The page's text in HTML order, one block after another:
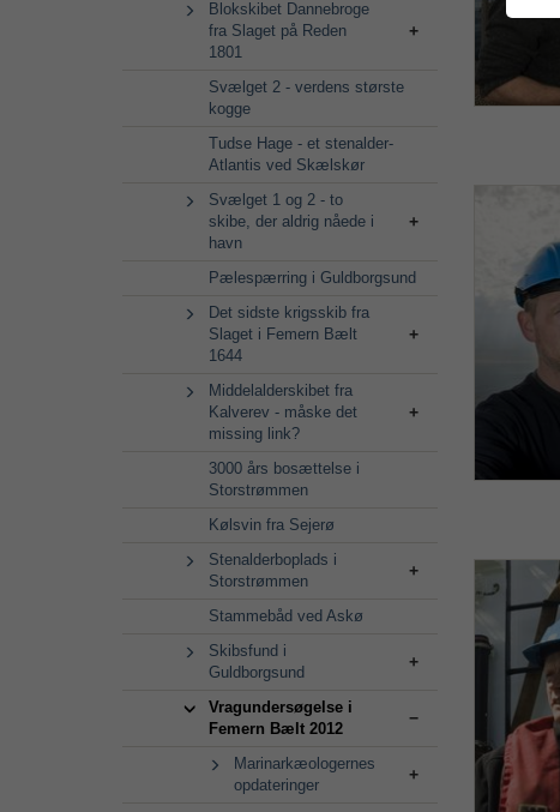
Blokskibet Dannebroge
fra Slaget på Reden
1801
Svælget 2 - verdens største
kogge
Tudse Hage - et stenalder-
Atlantis ved Skælskør
Svælget 1 og 2 - to
skibe, der aldrig nåede i
havn
Pælespærring i Guldborgsund
Det sidste krigsskib fra
Slaget i Femern Bælt
1644
Middelalderskibet fra
Kalverev - måske det
missing link?
3000 års bosættelse i
Storstrømmen
Kølsvin fra Sejerø
Stenalderboplads i
Storstrømmen
Stammebåd ved Askø
Skibsfund i
Guldborgsund
Vragundersøgelse i
Femern Bælt 2012
Marinarkæologernes
opdateringer